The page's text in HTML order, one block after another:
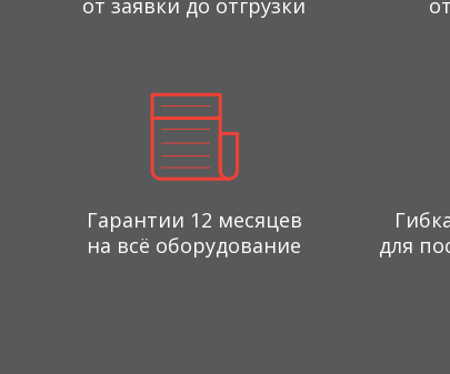
от заявки до отгрузки
Гарантии 12 месяцев
на всё оборудование
для